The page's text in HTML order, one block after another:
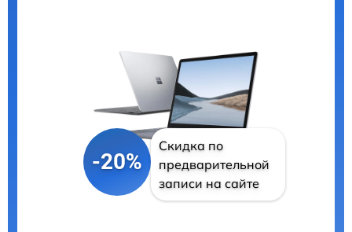
-20%
Скидка по
предварительной
записи на сайте